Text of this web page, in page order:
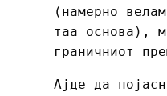
(намерно
таа основа),
граничниот
Ајде да